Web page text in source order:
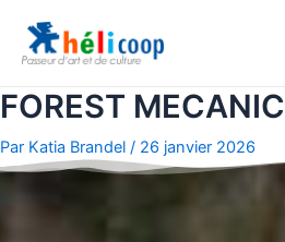
FOREST MECANIC
Par Katia Brandel / 26 janvier 2026